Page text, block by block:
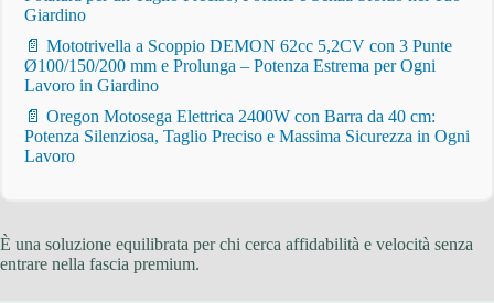
Giardino
📄 Mototrivella a Scoppio DEMON 62cc 5,2CV con 3 Punte
Ø100/150/200 mm e Prolunga – Potenza Estrema per Ogni
Lavoro in Giardino
📄 Oregon Motosega Elettrica 2400W con Barra da 40 cm:
Potenza Silenziosa, Taglio Preciso e Massima Sicurezza in Ogni
Lavoro
È una soluzione equilibrata per chi cerca affidabilità e velocità senza
entrare nella fascia premium.